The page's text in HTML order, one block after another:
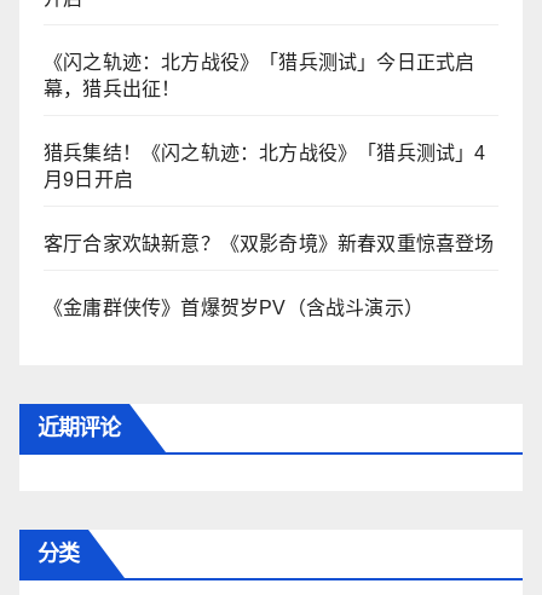
《闪之轨迹：北方战役》「猎兵测试」今日正式启
幕，猎兵出征！
猎兵集结！《闪之轨迹：北方战役》「猎兵测试」4
月9日开启
客厅合家欢缺新意？《双影奇境》新春双重惊喜登场
《金庸群侠传》首爆贺岁PV（含战斗演示）
近期评论
分类